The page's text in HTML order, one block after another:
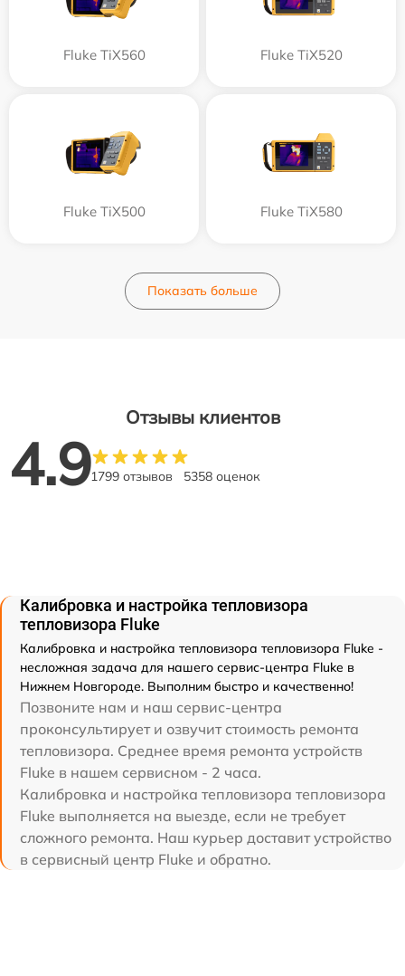
Fluke TiX560 Fluke TiX520
Fluke TiX500 Fluke TiX580
Показать больше
Отзывы клиентов
4.91799 отзывов 5358 оценок
Калибровка и настройка тепловизора
тепловизора Fluke
Калибровка и настройка тепловизора тепловизора Fluke -
несложная задача для нашего сервис-центра Fluke в
Нижнем Новгороде. Выполним быстро и качественно!
Позвоните нам и наш сервис-центра
проконсультирует и озвучит стоимость ремонта
тепловизора. Среднее время ремонта устройств
Fluke в нашем сервисном - 2 часа.
Калибровка и настройка тепловизора тепловизора
Fluke выполняется на выезде, если не требует
сложного ремонта. Наш курьер доставит устройство
в сервисный центр Fluke и обратно.